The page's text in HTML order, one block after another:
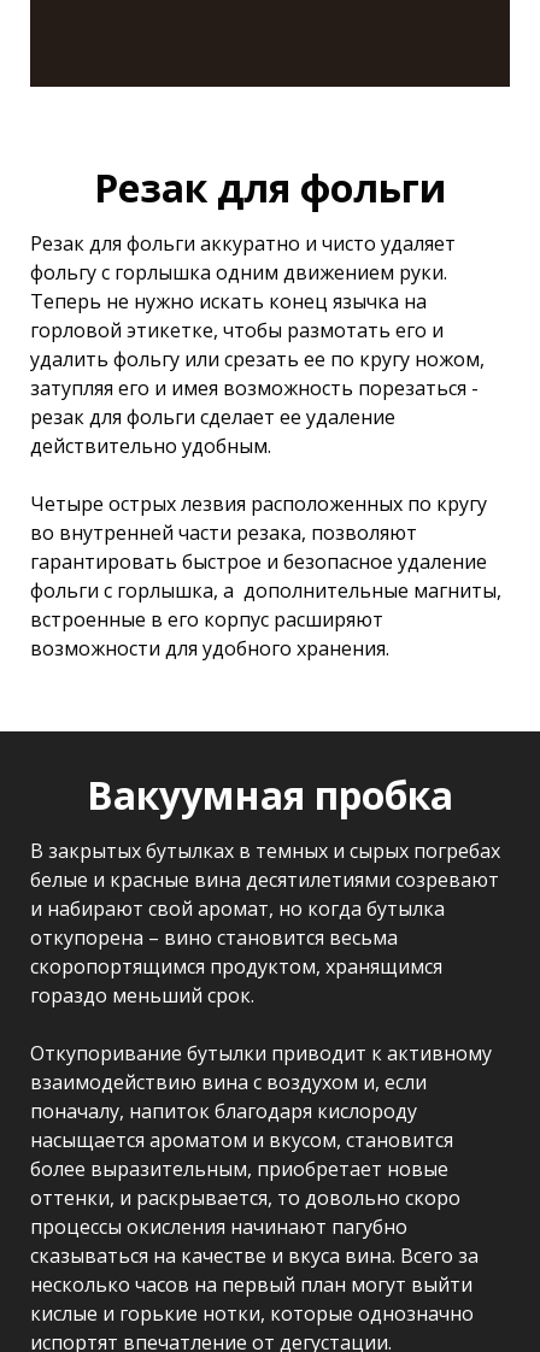
Резак для фольги
Резак для фольги аккуратно и чисто удаляет
фольгу с горлышка одним движением руки.
Теперь не нужно искать конец язычка на
горловой этикетке, чтобы размотать его и
удалить фольгу или срезать ее по кругу ножом,
затупляя его и имея возможность порезаться -
резак для фольги сделает ее удаление
действительно удобным.
Четыре острых лезвия расположенных по кругу
во внутренней части резака, позволяют
гарантировать быстрое и безопасное удаление
фольги с горлышка, а дополнительные магниты,
встроенные в его корпус расширяют
возможности для удобного хранения.
Вакуумная пробка
В закрытых бутылках в темных и сырых погребах
белые и красные вина десятилетиями созревают
и набирают свой аромат, но когда бутылка
откупорена – вино становится весьма
скоропортящимся продуктом, хранящимся
гораздо меньший срок.
Откупоривание бутылки приводит к активному
взаимодействию вина с воздухом и, если
поначалу, напиток благодаря кислороду
насыщается ароматом и вкусом, становится
более выразительным, приобретает новые
оттенки, и раскрывается, то довольно скоро
процессы окисления начинают пагубно
сказываться на качестве и вкуса вина. Всего за
несколько часов на первый план могут выйти
кислые и горькие нотки, которые однозначно
испортят впечатление от дегустации.